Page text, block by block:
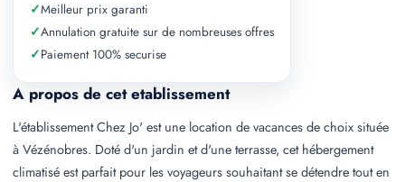
A propos de cet etablissement
L'établissement Chez Jo' est une location de vacances de choix située
à Vézénobres. Doté d'un jardin et d'une terrasse, cet hébergement
climatisé est parfait pour les voyageurs souhaitant se détendre tout en
✓Meilleur prix garanti
✓Annulation gratuite sur de nombreuses offres
✓Paiement 100% securise